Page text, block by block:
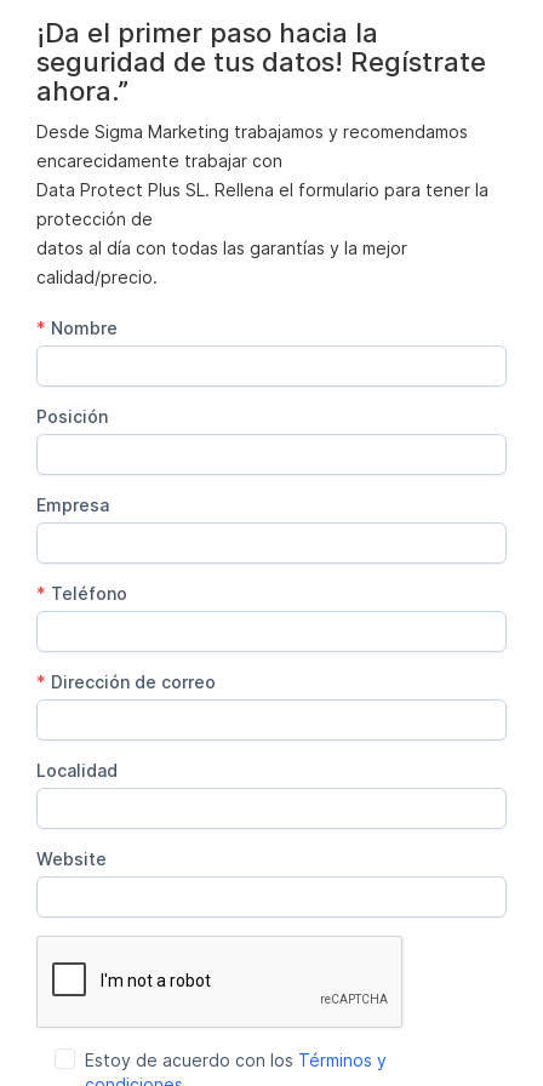
¡Da el primer paso hacia la
seguridad de tus datos! Regístrate
ahora.”
Desde Sigma Marketing trabajamos y recomendamos
encarecidamente trabajar con
Data Protect Plus SL. Rellena el formulario para tener la
protección de
datos al día con todas las garantías y la mejor
calidad/precio.
* Nombre
Posición
Empresa
* Teléfono
* Dirección de correo
Localidad
Website
Estoy de acuerdo con los Términos y